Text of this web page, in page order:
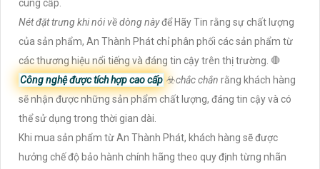
cung cấp.
Nét đặt trưng khi nói về dòng nàyđể Hãy Tin rằng sự chất lượng
của sản phẩm, An Thành Phát chỉ phân phối các sản phẩm từ
các thương hiệu nổi tiếng và đáng tin cậy trên thị trường. 🛑
Công nghệ được tích hợp cao cấp ☣️chắc chắn rằng khách hàng
sẽ nhận được những sản phẩm chất lượng, đáng tin cậy và có
thể sử dụng trong thời gian dài.
Khi mua sản phẩm từ An Thành Phát, khách hàng sẽ được
hưởng chế độ bảo hành chính hãng theo quy định từng nhãn